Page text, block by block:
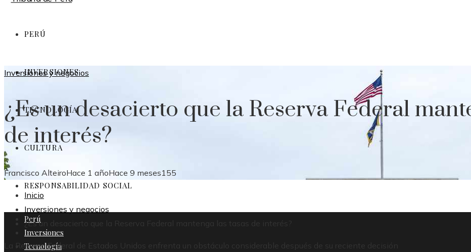
PERÚ
INVERSIONES
TECNOLOGÍA
CULTURA
RESPONSABILIDAD SOCIAL
Perú
Inversiones
Tecnología
Inversiones y negocios
¿Es un desacierto que la Reserva Federal
de interés?
Francisco AlteiroHace 1 añoHace 9 meses155
Inicio
Inversiones y negocios
¿Es un desacierto que la Reserva Federal mantenga las tasas de interés?
La Reserva Federal de Estados Unidos enfrenta un obstáculo considerable después de su reciente decisión